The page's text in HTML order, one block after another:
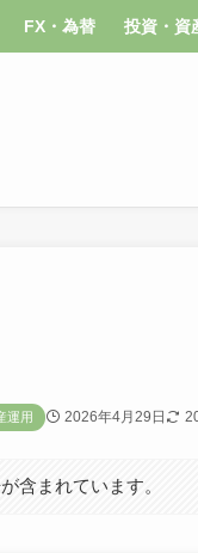
FX・為替 投資・資
運用 2026年4月29日
含まれています。